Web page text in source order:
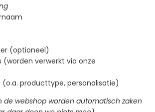
(optioneel)
(worden verwerkt via onze
(o.a. producttype, personalisatie)
de webshop worden automatisch zaken